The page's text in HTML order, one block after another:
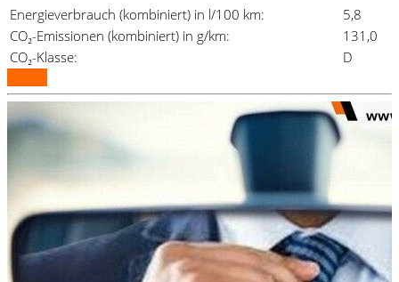
Energieverbrauch (kombiniert) in l/100 km:
5,8
CO₂-Emissionen (kombiniert) in g/km:
131,0
CO₂-Klasse:
D